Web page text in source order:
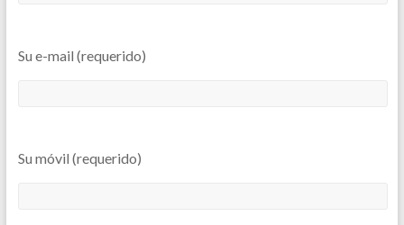
Su e-mail (requerido)
Su móvil (requerido)